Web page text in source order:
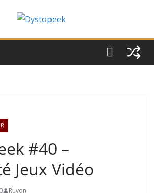
#40 –
Jeux Vidéo
Ruvon